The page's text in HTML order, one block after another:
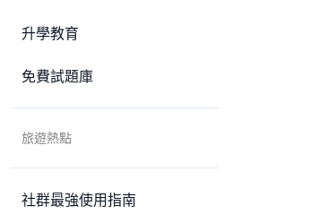
升學教育
免費試題庫
旅遊熱點
社群最強使用指南